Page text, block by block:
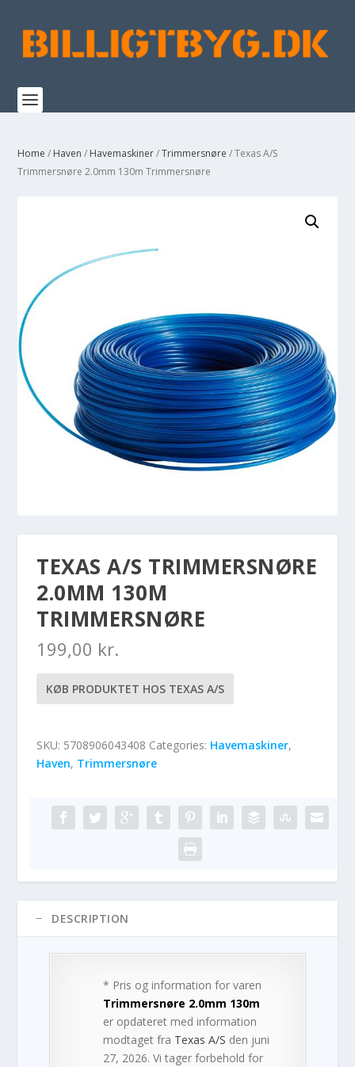
Home / Haven / Havemaskiner/Trimmersnøre / Texas A/S
Trimmersnøre 2.0mm 130m Trimmersnøre
TEXAS A/S TRIMMERSNØRE
2.0MM 130M
TRIMMERSNØRE
199,00 kr.
KØB PRODUKTET HOS TEXAS A/S
SKU: 5708906043408 Categories: Havemaskiner,
Haven, Trimmersnøre
DESCRIPTION
* Pris og information for varen
Trimmersnøre 2.0mm 130m
er opdateret med information
modtaget fra Texas A/S den juni
27, 2026. Vi tager forbehold for